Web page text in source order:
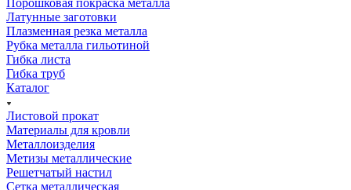
Латунные заготовки
Плазменная резка металла
Рубка металла гильотиной
Гибка листа
Гибка труб
Каталог
Листовой прокат
Материалы для кровли
Металлоизделия
Метизы металлические
Решетчатый настил
Сетка металлическая